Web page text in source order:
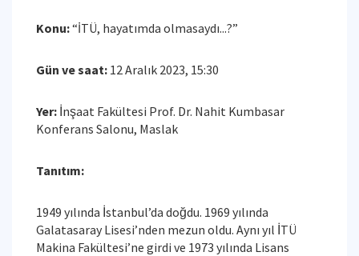
Konu:“İTÜ, hayatımda olmasaydı...?”
Gün ve saat: 12 Aralık 2023, 15:30
Yer: İnşaat Fakültesi Prof. Dr. Nahit Kumbasar
Konferans Salonu, Maslak
Tanıtım:
1949 yılında İstanbul’da doğdu. 1969 yılında
Galatasaray Lisesi’nden mezun oldu. Aynı yıl İTÜ
Makina Fakültesi’ne girdi ve 1973 yılında Lisans